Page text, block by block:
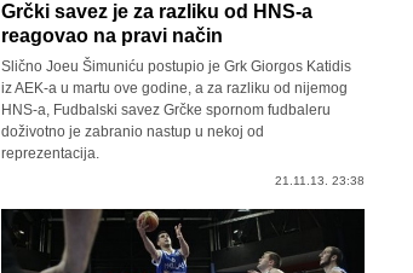
Grčki savez je za razliku od HNS-a
reagovao na pravi način
Slično Joeu Šimuniću postupio je Grk Giorgos Katidis
iz AEK-a u martu ove godine, a za razliku od nijemog
HNS-a, Fudbalski savez Grčke spornom fudbaleru
doživotno je zabranio nastup u nekoj od
reprezentacija.
21.11.13. 23:38